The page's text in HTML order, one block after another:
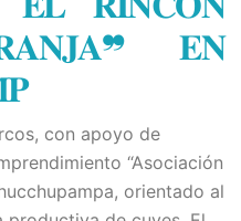
𝐄𝐍
con apoyo de
“Asociación
orientado al